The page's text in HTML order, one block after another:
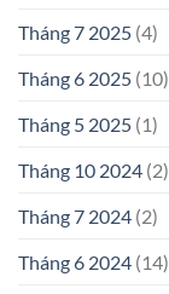
Tháng 7 2025 (4)
Tháng 6 2025 (10)
Tháng 5 2025 (1)
Tháng 10 2024 (2)
Tháng 7 2024 (2)
Tháng 6 2024 (14)